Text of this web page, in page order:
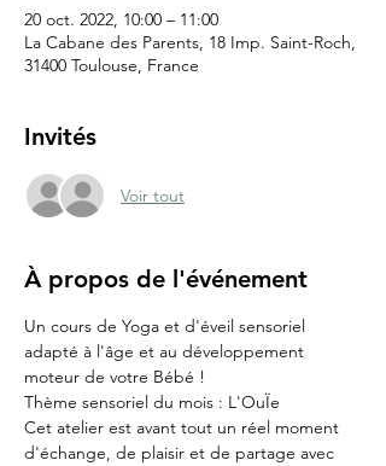
20 oct. 2022, 10:00 – 11:00
La Cabane des Parents, 18 Imp. Saint-Roch,
31400 Toulouse, France
Invités
Voir tout
À propos de l'événement
Un cours de Yoga et d'éveil sensoriel
adapté à l'âge et au développement
moteur de votre Bébé !
Thème sensoriel du mois : L'OuÏe
Cet atelier est avant tout un réel moment
d'échange, de plaisir et de partage avec